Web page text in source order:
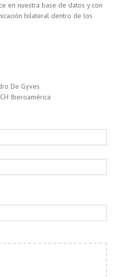
en nuestra base de datos y con
bilateral dentro de los
De Gyves
Iberoamérica